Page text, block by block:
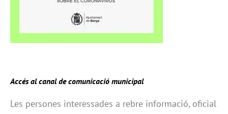
Accés al canal de comunicació municipal
Les persones interessades a rebre informació, oficial